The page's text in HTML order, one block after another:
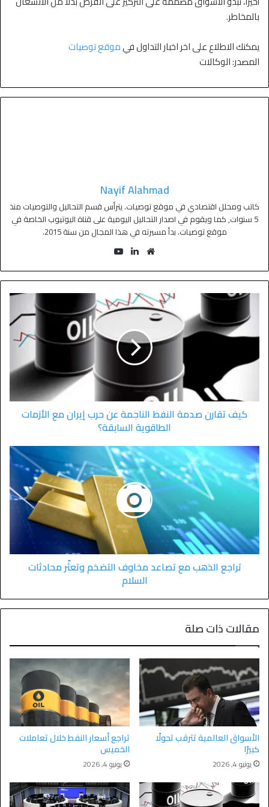
بالمخاطر.
يمكنك الاطلاع على اخر اخبار التداول فيموقع توصيات
المصدر: الوكالات
Nayif Alahmad
كاتب ومحلل اقتصادي في موقع توصيات. يترأس قسم التحاليل والتوصيات منذ
5 سنوات, كما ويقوم في اصدار التحاليل اليومية على قناة اليوتيوب الخاصة في
موقع توصيات. بدأ مسيرته في هذا المجال من سنة 2015.
كيف تقارن صدمة النفط الناجمة عن حرب إيران مع الأزمات
الطاقوية السابقة؟
تراجع الذهب مع تصاعد مخاوف التضخم وتعثّر محادثات
السلام
مقالات ذات صلة
الأسواق العالمية تترقب تحولًا
كبيرًا
يونيو 4, 2026
تراجع أسعار النفط خلال تعاملات
الخميس
يونيو 4, 2026